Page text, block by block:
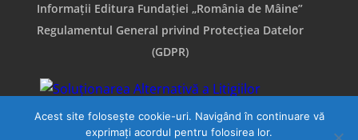
Informații Editura Fundației „România de Mâine”
Regulamentul General privind Protecţiea Datelor
(GDPR)
Acest site folosește cookie-uri. Navigând în continuare vă
exprimați acordul pentru folosirea lor.